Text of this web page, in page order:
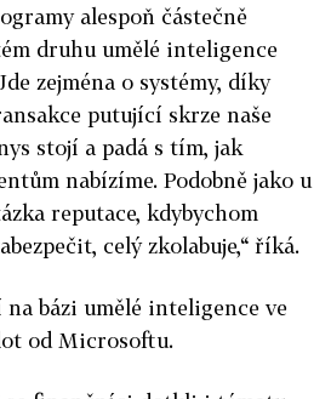
alespoň částečně
druhu umělé inteligence
zejména o systémy, díky
putující skrze naše
stojí a padá s tím, jak
nabízíme. Podobně jako u
reputace, kdybychom
celý zkolabuje,“ říká.
bázi umělé inteligence ve
od Microsoftu.